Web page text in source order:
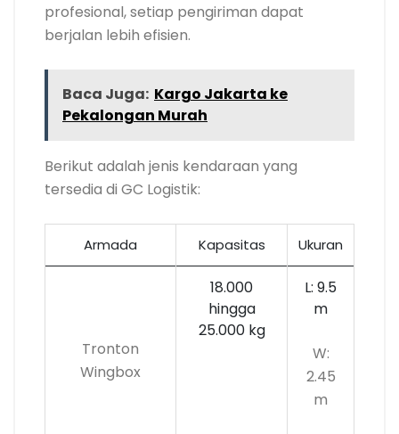
profesional, setiap pengiriman dapat
berjalan lebih efisien.
Baca Juga: Kargo Jakarta ke
Pekalongan Murah
Berikut adalah jenis kendaraan yang
tersedia di GC Logistik:
Armada Kapasitas Ukuran
Tronton
Wingbox
18.000
hingga
25.000 kg
L: 9.5
m
W:
2.45
m